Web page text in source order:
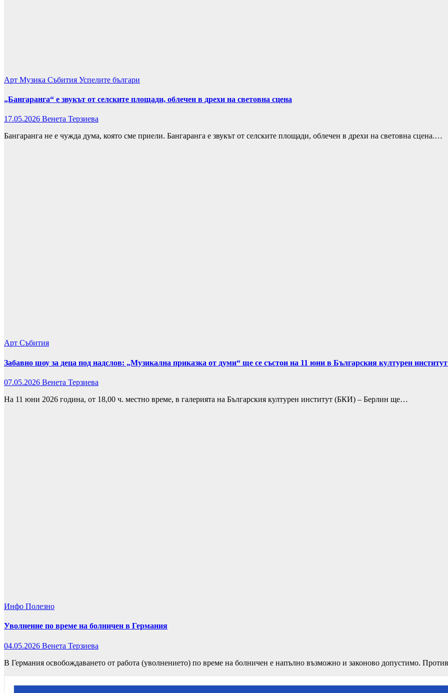
Арт Музика Събития Успелите българи
„Бангаранга“ е звукът от селските площади, облечен в дрехи на световна сцена
17.05.2026 Венета Терзиева
Бангаранга не е чужда дума, която сме приели. Бангаранга е звукът от селските площади, облечен в дрехи на световна сцена.…
Арт Събития
Забавно шоу за деца под надслов: „Музикална приказка от думи“ ще се състои на 11 юни в Българския културен
07.05.2026 Венета Терзиева
На 11 юни 2026 година, от 18,00 ч. местно време, в галерията на Българския културен институт (БКИ) – Берлин ще…
Инфо Полезно
Уволнение по време на болничен в Германия
04.05.2026 Венета Терзиева
В Германия освобождаването от работа (уволнението) по време на болничен е напълно възможно и законово допустимо.